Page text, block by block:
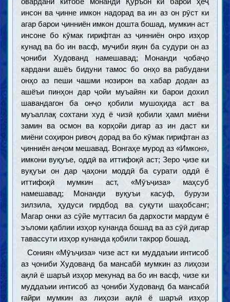
овардани китобе монанди Қуръон ки барои ҳеҷ
инсон ва ҷинне имкон надорад ва ин аз он рӯст ки
агар барои ҷинниён имкон дошта бошад, мумкин аст
инсоне бо кӯмак гирифтан аз ҷинниён онро изҳор
кунад ва бо ин васф, муҷиби яқин ба судури он аз
ҷониби Худованд намешавад; Монанди ҷобаҷо
кардани ашёъ бидуни тамос бо онҳо ва рабудани
онҳо аз пеши чашми нозирон ва хабар додан аз
ашёъи пинҳон дар ҷойи муъайян ки барои дохил
шавандагон ба онҷо қобили мушоҳида аст ва
муъаллақ сохтани худ ё чизӣ қобили ҳамл миёни
замин ва осмон ва корҳойи дигар аз ин даст ки
миёни соҳирон ривоҷ дорад ва бо кӯмак гирифтан аз
ҷинниён анҷом мешавад. Вонгаҳе мурод аз «Имкон»,
имкони вуқуъе, оддӣ ва иттифоқӣ аст; Зеро ҷизе ки
вуқуъи он дар ҷаҳони моддӣ ба сурати оддӣ ё
иттифоқӣ мумкин аст, «Мӯъҷиза» маҳсуб
намешавад; Монанди вуқуъи касуф, бурузи
зилзила, ҳудуси гирдбод ва суқути шаҳобсанг;
Магар онки аз сӯйе муттасил ба дархости мардум ё
эъломи қаблии изҳор кунанда бошад ва аз сӯӣ дигар
тавассути изҳор кунанда қобили такрор бошад.
Сониян «Мӯъҷиза» чизе аст ки муддаъии интисоб
аз ҷониби Худованд ба мансабӣ мумкин аз лиҳози
ақлӣ ё шаръӣ изҳор мекунад ва бо ин васф, чизе ки
муддаъии интисоб аз ҷониби Худованд ба мансабӣ
ғайри мумкин аз лиҳози ақлӣ ё шаръӣ изҳор